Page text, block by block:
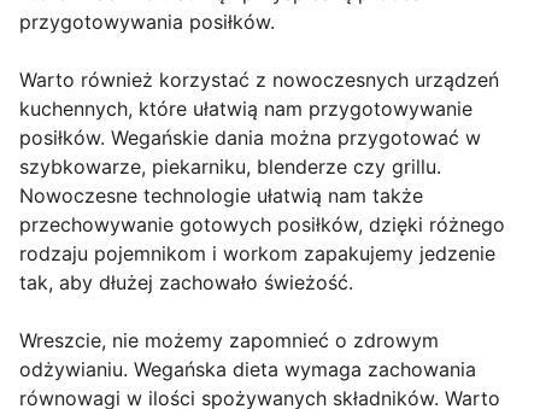
przygotowywania posiłków.
Warto również korzystać z nowoczesnych urządzeń
kuchennych, które ułatwią nam przygotowywanie
posiłków. Wegańskie dania można przygotować w
szybkowarze, piekarniku, blenderze czy grillu.
Nowoczesne technologie ułatwią nam także
przechowywanie gotowych posiłków, dzięki różnego
rodzaju pojemnikom i workom zapakujemy jedzenie
tak, aby dłużej zachowało świeżość.
Wreszcie, nie możemy zapomnieć o zdrowym
odżywianiu. Wegańska dieta wymaga zachowania
równowagi w ilości spożywanych składników. Warto